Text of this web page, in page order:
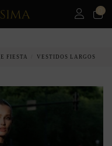
FIESTA VESTIDOS LARGOS